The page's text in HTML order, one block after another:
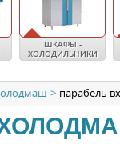
ШКАФЫ -
ХОЛОДИЛЬНИКИ
> парабель